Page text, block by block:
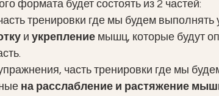
формата будет состоять из 2 частей:
тренировки где мы будем
и укрепление мышц, которые будут
часть тренировки где мы
на расслабление и растяжение